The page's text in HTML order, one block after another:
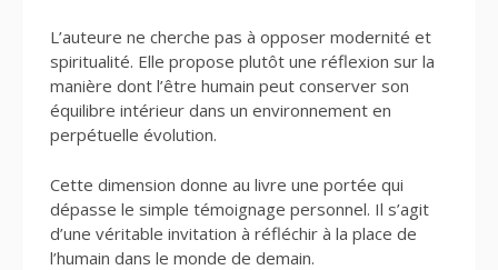
L’auteure ne cherche pas à opposer modernité et
spiritualité. Elle propose plutôt une réflexion sur la
manière dont l’être humain peut conserver son
équilibre intérieur dans un environnement en
perpétuelle évolution.
Cette dimension donne au livre une portée qui
dépasse le simple témoignage personnel. Il s’agit
d’une véritable invitation à réfléchir à la place de
l’humain dans le monde de demain.